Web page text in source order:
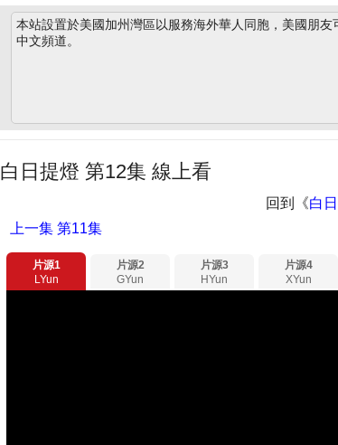
本站設置於美國加州灣區以服務海外華人同胞，美國朋
中文頻道。
白日提燈 第12集 線上看
回到《白
上一集 第11集
片源1
LYun
片源2
GYun
片源3
HYun
片源4
XYun